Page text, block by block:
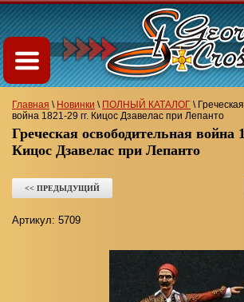
Главная \ Новинки \ ПОЛНЫЙ КАТАЛОГ \
война 1821-29 гг. Кицос Дзавелас при Лепанто
Греческая освободительная война 1821-29 гг.
Кицос Дзавелас при Лепанто
<< ПРЕДЫДУЩИЙ
Артикул: 5709